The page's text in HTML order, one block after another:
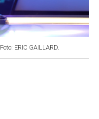
Foto: ERIC GAILLARD.